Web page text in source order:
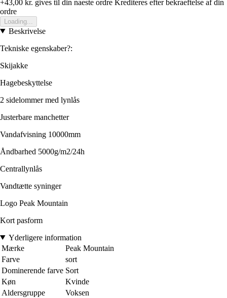
+43,00 kr. gives til din naeste ordre Krediteres efter bekraeftelse af din
ordre
Loading...
Beskrivelse
Tekniske egenskaber?:
Skijakke
Hagebeskyttelse
2 sidelommer med lynlås
Justerbare manchetter
Vandafvisning 10000mm
Åndbarhed 5000g/m2/24h
Centrallynlås
Vandtætte syninger
Logo Peak Mountain
Kort pasform
Yderligere information
Mærke
Peak Mountain
Farve
sort
Dominerende farve Sort
Køn
Kvinde
Aldersgruppe
Voksen